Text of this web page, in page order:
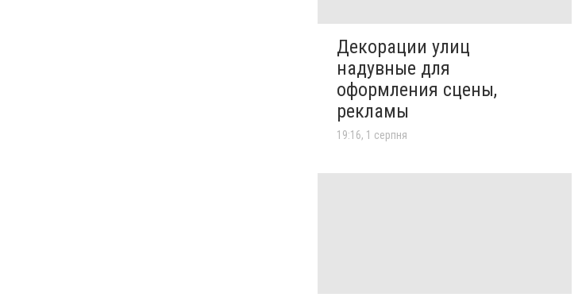
Декорации улиц
надувные для
оформления сцены,
рекламы
19:16, 1 серпня